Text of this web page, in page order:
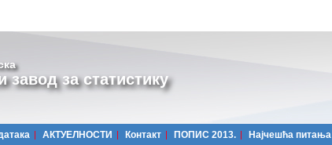
завод за статистику
АКТУЕЛНОСТИ Контакт ПОПИС 2013. Најчешћa питања